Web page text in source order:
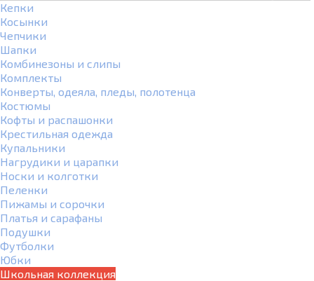
Кепки
Косынки
Чепчики
Шапки
Комбинезоны и слипы
Комплекты
Конверты, одеяла, пледы, полотенца
Костюмы
Кофты и распашонки
Крестильная одежда
Купальники
Нагрудики и царапки
Носки и колготки
Пеленки
Пижамы и сорочки
Платья и сарафаны
Подушки
Футболки
Юбки
Школьная коллекция